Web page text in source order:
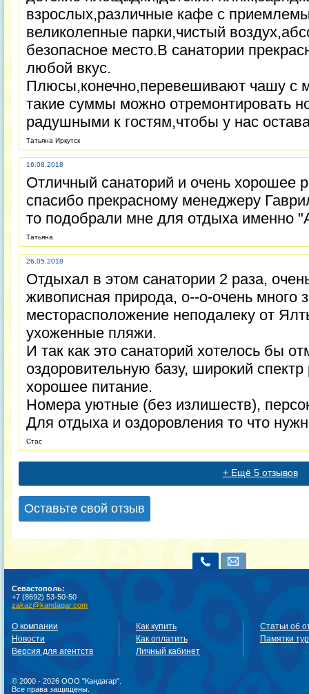
взрослых,различные кафе с
великолепные парки,чистый
безопасное место.В санатории
любой вкус.
Плюсы,конечно,перевешивают чашу с
такие суммы можно отремонтировать
радушными к гостям,чтобы у нас
Татьяна Иркутск
16.08.2018
Отличный санаторий и очень хорошее
спасибо прекрасному менеджеру
то подобрали мне для отдыха именно
Татьяна
26.05.2018
Отдыхал в этом санатории 2 раза,
живописная природа, о--о-очень много
месторасположение неподалеку от
ухоженные пляжи.
И так как это санаторий хотелось бы
оздоровительную базу, широкий
хорошее питание.
Номера уютные (без излишеств),
Для отдыха и оздоровления то что
Стас
+ Ещё 5 отзывов
Оставьте свой отзыв
Севастополь:
+7 (8692) 53-50-50
zakaz@kandagar.com
О компании
Новости
Версия для агентств
Как купить
Как оплатить
Личный кабинет
Статьи об
Памятки
© 2000 - 2026 ООО "Кандагар".
Все права защищены.